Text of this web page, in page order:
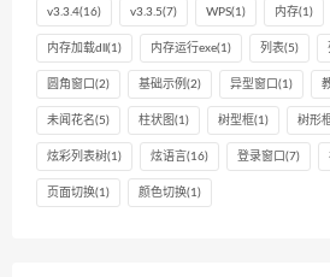
v3.3.4(16) v3.3.5(7) WPS(1) 内存(1)
内存加载dll (1) 内存运行exe(1) 列表(5)
圆角窗口 (2) 基础示例 (2) 异型窗口 (1)
未闻花名(5) 柱状图 (1) 树型框(1) 树形
炫彩列表树(1) 炫语言 (16) 登录窗口 (7)
页面切换(1) 颜色切换(1)